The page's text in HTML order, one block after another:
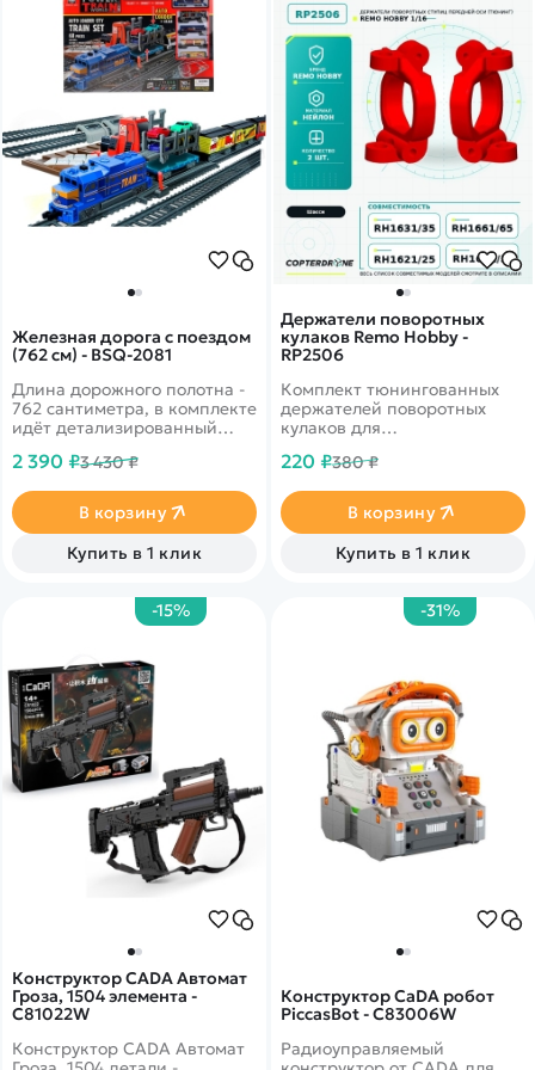
Железная дорога с поездом
(762 см) - BSQ-2081
Длина дорожного полотна -
762 сантиметра, в комплекте
идёт детализированный
загрузки автомобилей,
комплект для состава Power
Train, здесь вы найдёте
машинки, фуры и даже
грузовые контейнеры,
использовать вместе со
станцией загрузки
2 390 ₽3 430 ₽
В корзину
Купить в 1 клик
Держатели поворотных
кулаков Remo Hobby -
RP2506
Комплект тюнингованных
держателей поворотных
кулаков для
Remo Hobby RH1631, RH1651
220 ₽380 ₽
В корзину
Купить в 1 клик
-15%
Конструктор CADA Автомат
Гроза, 1504 элемента -
C81022W
Конструктор CADA Автомат
-31%
Конструктор CaDA робот
PiccasBot - C83006W
Радиоуправляемый